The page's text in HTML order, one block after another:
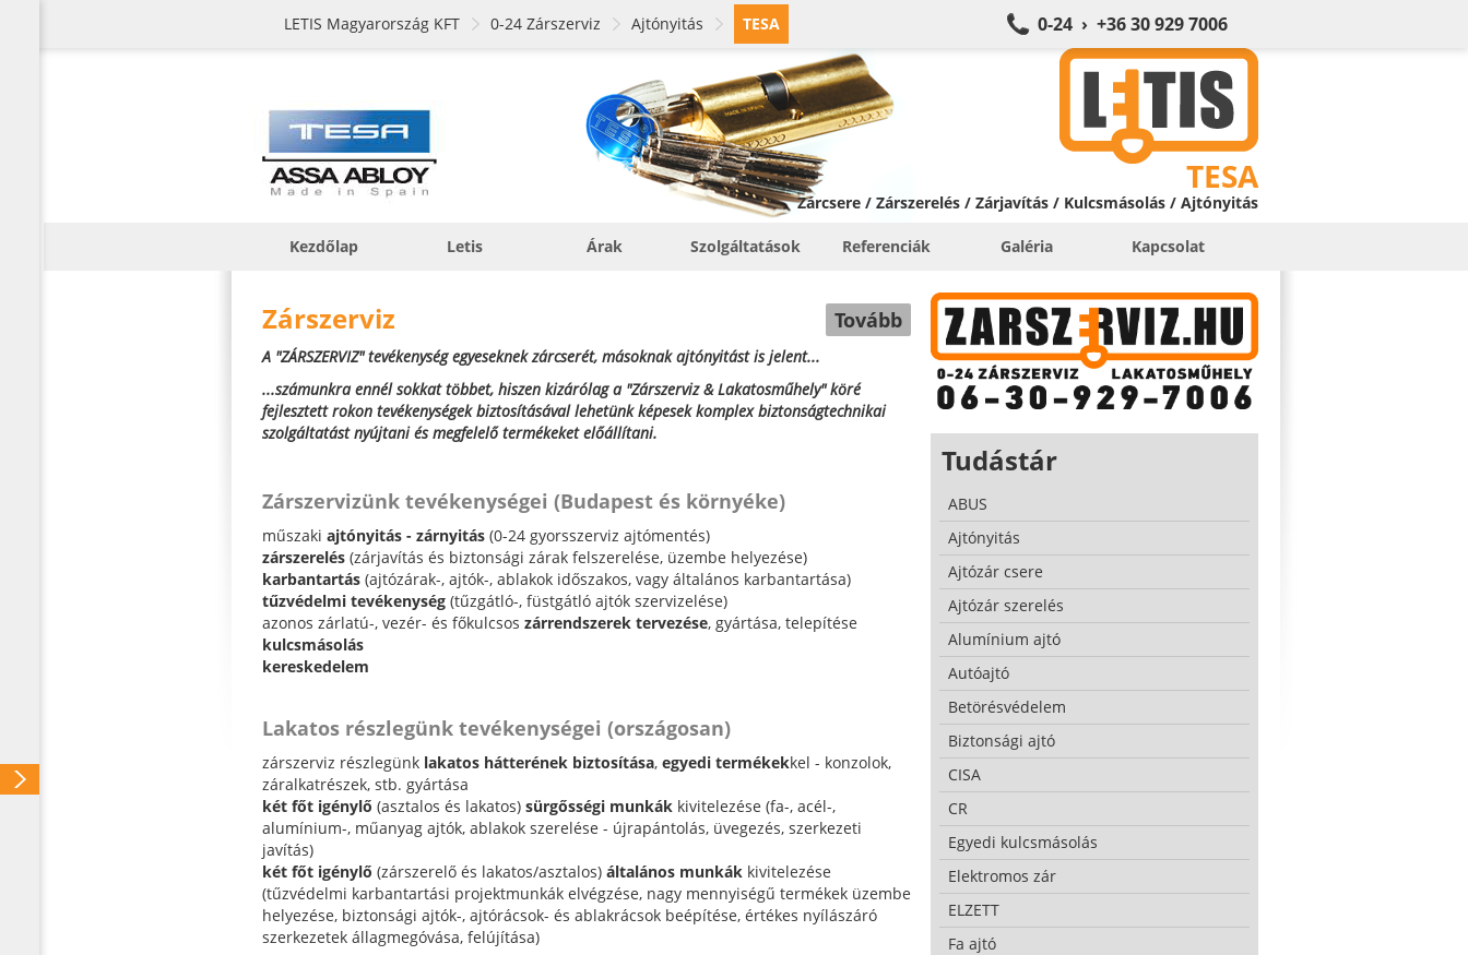
LETIS Magyarország KFT 0-24 Zárszerviz Ajtónyitás TESA 0-24 › +36 30 929 7006
TESA
Zárcsere / Zárszerelés / Zárjavítás / Kulcsmásolás / Ajtónyitás
Kezdőlap Letis Árak Szolgáltatások Referenciák Galéria Kapcsolat
Zárszerviz Tovább
A "ZÁRSZERVIZ" tevékenység egyeseknek zárcserét, másoknak ajtónyitást is jelent...
...számunkra ennél sokkat többet, hiszen kizárólag a "Zárszerviz & Lakatosműhely" köré
fejlesztett rokon tevékenységek biztosításával lehetünk képesek komplex biztonságtechnikai
szolgáltatást nyújtani és megfelelő termékeket előállítani.
Zárszervizünk tevékenységei (Budapest és környéke)
műszaki ajtónyitás - zárnyitás (0-24 gyorsszerviz ajtómentés)
zárszerelés (zárjavítás és biztonsági zárak felszerelése, üzembe helyezése)
karbantartás (ajtózárak-, ajtók-, ablakok időszakos, vagy általános karbantartása)
tűzvédelmi tevékenység (tűzgátló-, füstgátló ajtók szervizelése)
azonos zárlatú-, vezér- és főkulcsos zárrendszerek tervezése, gyártása, telepítése
kulcsmásolás
kereskedelem
Lakatos részlegünk tevékenységei (országosan)
zárszerviz részlegünk lakatos hátterének biztosítása, egyedi termékekkel - konzolok,
záralkatrészek, stb. gyártása
két főt igénylő (asztalos és lakatos) sürgősségi munkák kivitelezése (fa-, acél-,
alumínium-, műanyag ajtók, ablakok szerelése - újrapántolás, üvegezés, szerkezeti
javítás)
két főt igénylő (zárszerelő és lakatos/asztalos) általános munkák kivitelezése
(tűzvédelmi karbantartási projektmunkák elvégzése, nagy mennyiségű termékek üzembe
helyezése, biztonsági ajtók-, ajtórácsok- és ablakrácsok beépítése, értékes nyílászáró
szerkezetek állagmegóvása, felújítása)
Tudástár
ABUS
Ajtónyitás
Ajtózár csere
Ajtózár szerelés
Alumínium ajtó
Autóajtó
Betörésvédelem
Biztonsági ajtó
CISA
CR
Egyedi kulcsmásolás
Elektromos zár
ELZETT
Fa ajtó